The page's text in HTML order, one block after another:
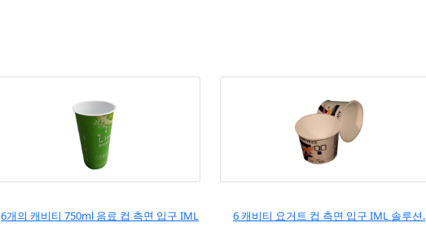
6개의 캐비티 750ml 음료 컵 측면 입구 IML
6 캐비티 요거트 컵 측면 입구 IML 솔루션.